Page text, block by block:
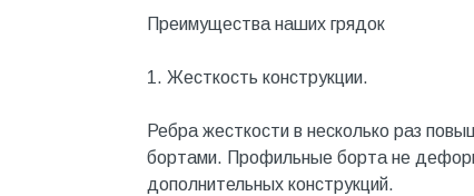
Крепёж
Крепеж и герметики
Преимущества наших грядок
1. Жесткость конструкции.
Ребра жесткости в несколько раз
бортами. Профильные борта не
дополнительных конструкций.